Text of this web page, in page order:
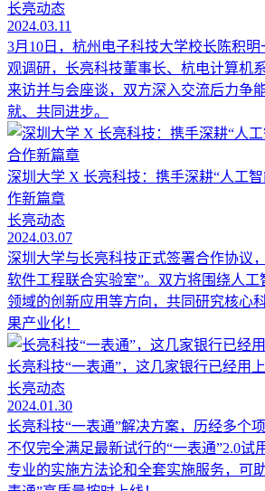
长亮动态
2024.03.11
3月10日，杭州电子科技大学校长陈积
观调研，长亮科技董事长、杭电计算机
来访并与会座谈，双方深入交流后力争
就、共同进步。
深圳大学 X 长亮科技：携手深耕“人工
作新篇章
长亮动态
2024.03.07
深圳大学与长亮科技正式签署合作协议
软件工程联合实验室”。双方将围绕人工
领域的创新应用等方向，共同研究核心
果产业化！
长亮科技“一表通”，这几家银行已经用上
长亮动态
2024.01.30
长亮科技“一表通”解决方案，历经多个
不仅完全满足最新试行的“一表通”2.0试
专业的实施方法论和全套实施服务，可